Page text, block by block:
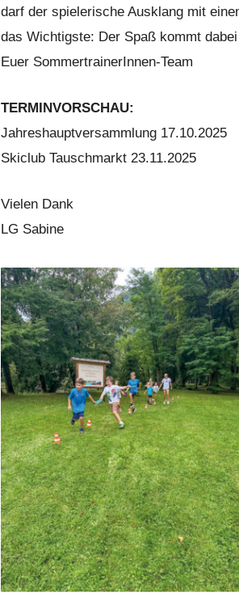
darf der spielerische Ausklang mit
das Wichtigste: Der Spaß kommt
Euer SommertrainerInnen-Team
TERMINVORSCHAU:
Jahreshauptversammlung 17.10.2025
Skiclub Tauschmarkt 23.11.2025
Vielen Dank
LG Sabine